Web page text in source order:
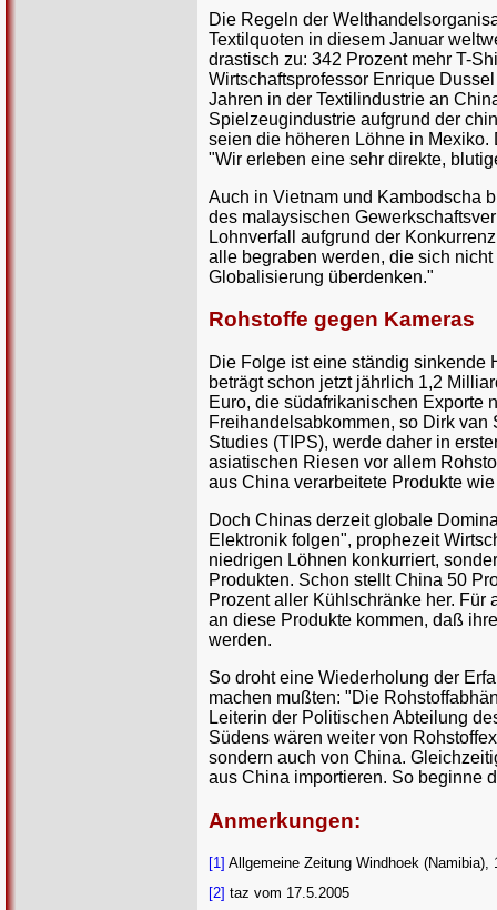
Die Regeln der
Textilquoten in diesem Januar
drastisch zu: 342 Prozent mehr T-
Wirtschaftsprofessor Enrique
Jahren in der Textilindustrie an
Spielzeugindustrie aufgrund der
seien die höheren Löhne in
"Wir erleben eine sehr direkte,
Auch in Vietnam und Kambodscha
des malaysischen
Lohnverfall aufgrund der
alle begraben werden, die sich
Globalisierung überdenken."
Rohstoffe gegen Kameras
Die Folge ist eine ständig
beträgt schon jetzt jährlich 1,2
Euro, die südafrikanischen Exporte
Freihandelsabkommen, so Dirk
Studies (TIPS), werde daher in
asiatischen Riesen vor allem
aus China verarbeitete Produkte
Doch Chinas derzeit globale
Elektronik folgen", prophezeit
niedrigen Löhnen konkurriert,
Produkten. Schon stellt China 50
Prozent aller Kühlschränke her.
an diese Produkte kommen, daß
werden.
So droht eine Wiederholung der
machen mußten: "Die
Leiterin der Politischen Abteilung
Südens wären weiter von
sondern auch von China.
aus China importieren. So beginne
Anmerkungen:
[1] Allgemeine Zeitung Windhoek (Namibia),
[2] taz vom 17.5.2005